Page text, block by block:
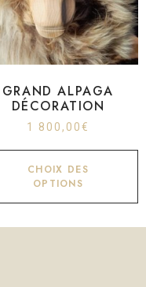
GRAND ALPAGA
DÉCORATION
1 800,00€
CHOIX DES
OPTIONS